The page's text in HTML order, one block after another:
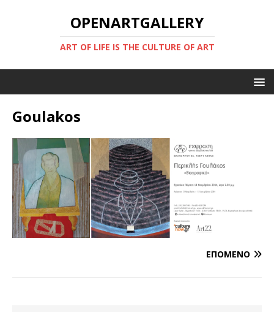
OPENARTGALLERY
ART OF LIFE IS THE CULTURE OF ART
Goulakos
ΕΠΌΜΕΝΟ